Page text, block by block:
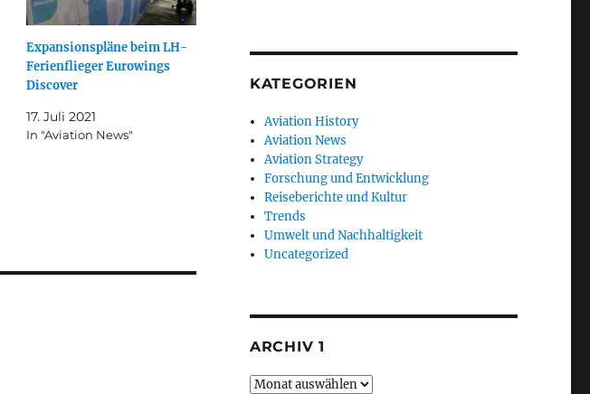
Expansionspläne beim LH-
Ferienflieger Eurowings
Discover
17. Juli 2021
In "Aviation News"
KATEGORIEN
Aviation History
Aviation News
Aviation Strategy
Forschung und Entwicklung
Reiseberichte und Kultur
Trends
Umwelt und Nachhaltigkeit
Uncategorized
ARCHIV 1
Archiv